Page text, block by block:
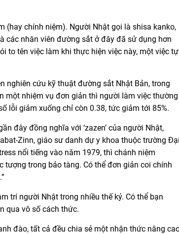
(hay chính niệm). Người Nhật gọi là shisa kanko,
các nhân viên đường sắt ở đây đã sử dụng hơn
to tên việc làm khi thực hiện việc này, một việc tự
nghiên cứu kỹ thuật đường sắt Nhật Bản, trong
một nhiệm vụ đơn giản thì người làm việc thường
lỗi giảm xuống chỉ còn 0.38, tức giảm tới 85%.
đây đồng nghĩa với ‘zazen’ của người Nhật,
Zinn, giáo sư danh dự y khoa thuộc trường Đại
nổi tiếng vào năm 1979, thì chánh niệm
trong bảo tàng. Có thể đơn giản coi chính
trí người Nhật trong nhiều thế kỷ. Có thể bạn
qua vô số cách thức.
đào, tất cả đều chia sẻ một nhận thức nâng